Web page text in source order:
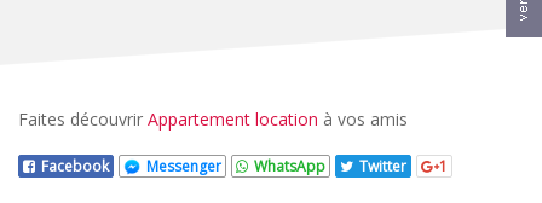
Faites découvrir Appartement location à vos amis
Facebook Messenger WhatsApp Twitter 1